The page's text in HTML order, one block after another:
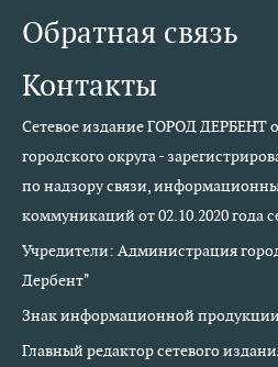
Обратная связь
Контакты
Сетевое издание ГОРОД ДЕРБЕНТ
городского округа -
по надзору связи,
коммуникаций от 02.10.2020 года
Учредители: Администрация
Дербент"
Знак информационной
Главный редактор сетевого